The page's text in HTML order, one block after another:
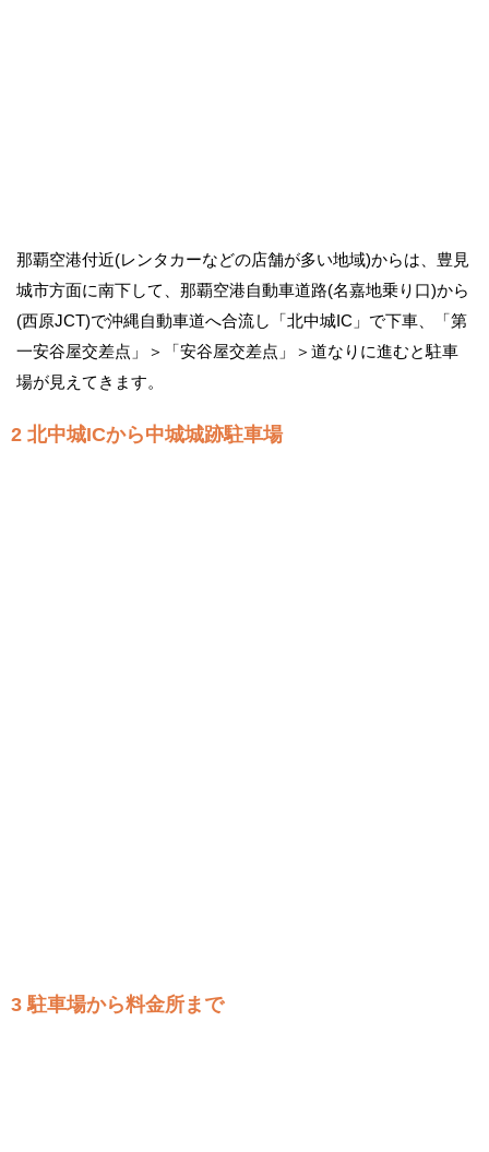
那覇空港付近(レンタカーなどの店舗が多い地域)からは、豊見
城市方面に南下して、那覇空港自動車道路(名嘉地乗り口)から
(西原JCT)で沖縄自動車道へ合流し「北中城IC」で下車、「第
一安谷屋交差点」＞「安谷屋交差点」＞道なりに進むと駐車
場が見えてきます。
2 北中城ICから中城城跡駐車場
3 駐車場から料金所まで